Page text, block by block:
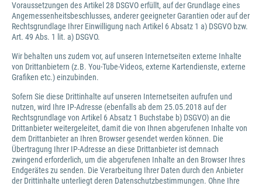
Voraussetzungen des Artikel 28 DSGVO erfüllt, auf der Grundlage eines
Angemessenheitsbeschlusses, anderer geeigneter Garantien oder auf der
Rechtsgrundlage Ihrer Einwilligung nach Artikel 6 Absatz 1 a) DSGVO bzw.
Art. 49 Abs. 1 lit. a) DSGVO.
Wir behalten uns zudem vor, auf unseren Internetseiten externe Inhalte
von Drittanbietern (z.B. You-Tube-Videos, externe Kartendienste, externe
Grafiken etc.) einzubinden.
Sofern Sie diese Drittinhalte auf unseren Internetseiten aufrufen und
nutzen, wird Ihre IP-Adresse (ebenfalls ab dem 25.05.2018 auf der
Rechtsgrundlage von Artikel 6 Absatz 1 Buchstabe b) DSGVO) an die
Drittanbieter weitergeleitet, damit die von Ihnen abgerufenen Inhalte von
dem Drittanbieter an Ihren Browser gesendet werden können. Die
Übertragung Ihrer IP-Adresse an diese Drittanbieter ist demnach
zwingend erforderlich, um die abgerufenen Inhalte an den Browser Ihres
Endgerätes zu senden. Die Verarbeitung Ihrer Daten durch den Anbieter
der Drittinhalte unterliegt deren Datenschutzbestimmungen. Ohne Ihre